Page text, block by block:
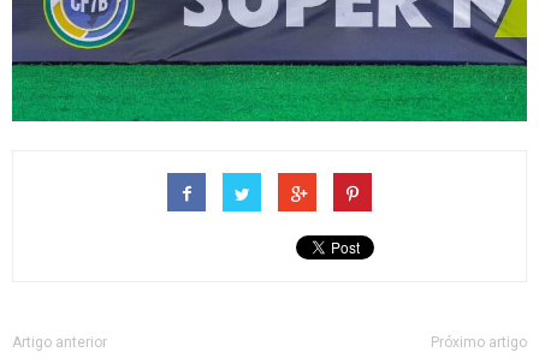
Artigo anterior Próximo artigo